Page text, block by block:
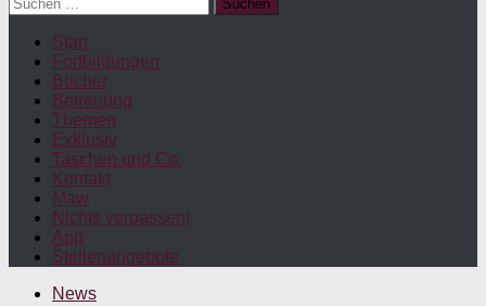
nach:
Start
Fortbildungen
Bücher
Betreuung
Themen
Exklusiv
Taschen und Co.
Kontakt
Maw
Nichts verpassen!
App
Stellenangebote
News